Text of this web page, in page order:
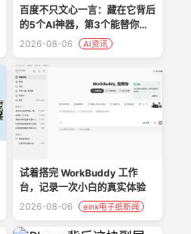
百度不只文心一言：藏在它背后
的5个AI神器，第3个能替你直
播
2026-08-06 AI资讯
试着搭完 WorkBuddy 工作
台，记录一次小白的真实体验
2026-08-06 eink电子纸新闻